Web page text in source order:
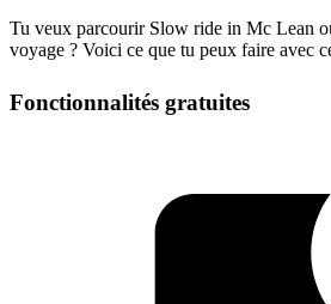
Tu veux parcourir Slow ride in Mc Lean
voyage ? Voici ce que tu peux faire avec
Fonctionnalités gratuites